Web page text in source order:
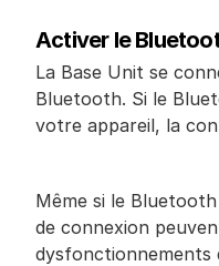
Activer le
La Base Unit se
Bluetooth. Si le
votre appareil, la
Même si le
de connexion
dysfonctionnements